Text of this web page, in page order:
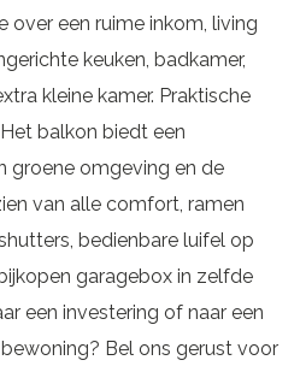
over een ruime inkom, living
keuken, badkamer,
kleine kamer. Praktische
balkon biedt een
groene omgeving en de
van alle comfort, ramen
bedienbare luifel op
garagebox in zelfde
een investering of naar een
Bel ons gerust voor